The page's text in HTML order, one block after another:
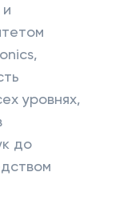
и
уровнях,
до